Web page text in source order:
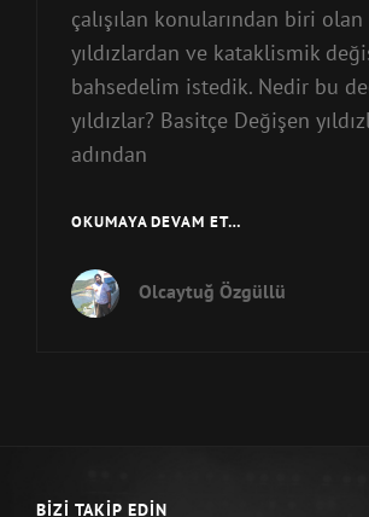
çalışılan konularından biri
yıldızlardan ve kataklismik
bahsedelim istedik. Nedir bu
yıldızlar? Basitçe Değişen
adından
OKUMAYA DEVAM ET…
KATAKLİSMİK
Olcaytuğ Özgüllü
BIZI TAKIP EDIN